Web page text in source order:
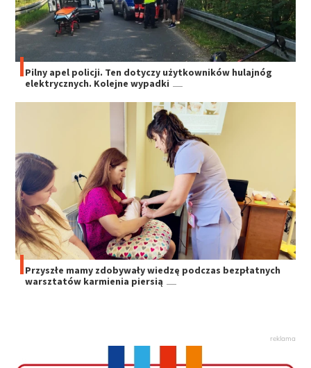
Pilny apel policji. Ten dotyczy użytkowników hulajnóg
elektrycznych. Kolejne wypadki
Przyszłe mamy zdobywały wiedzę podczas bezpłatnych
warsztatów karmienia piersią